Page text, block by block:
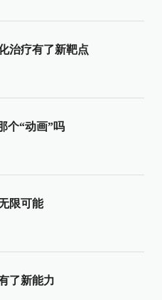
治疗有了新靶点
个“动画”吗
限可能
了新能力